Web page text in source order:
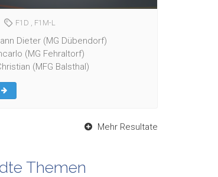
F1D , F1M-L
Dieter (MG Dübendorf)
(MG Fehraltorf)
(MFG Balsthal)
Mehr Resultate
Themen